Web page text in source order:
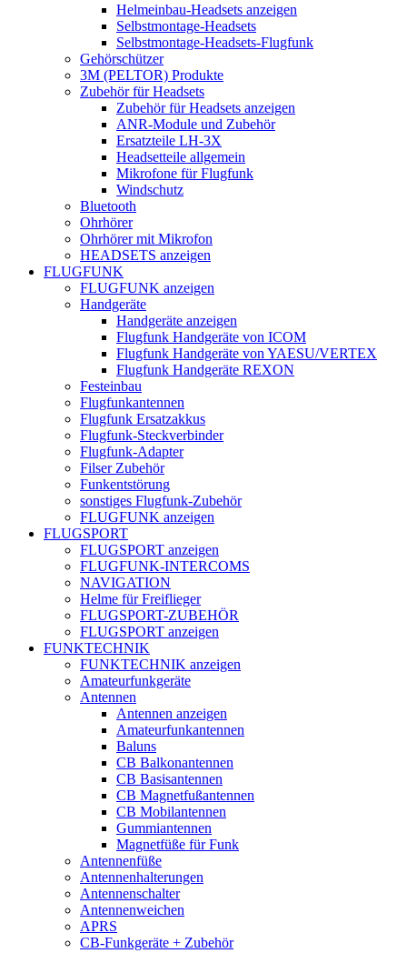
Helmeinbau-Headsets anzeigen
Selbstmontage-Headsets
Selbstmontage-Headsets-Flugfunk
Gehörschützer
3M (PELTOR) Produkte
Zubehör für Headsets
Zubehör für Headsets anzeigen
ANR-Module und Zubehör
Ersatzteile LH-3X
Headsetteile allgemein
Mikrofone für Flugfunk
Windschutz
Bluetooth
Ohrhörer
Ohrhörer mit Mikrofon
HEADSETS anzeigen
FLUGFUNK
FLUGFUNK anzeigen
Handgeräte
Handgeräte anzeigen
Flugfunk Handgeräte von ICOM
Flugfunk Handgeräte von YAESU/VERTEX
Flugfunk Handgeräte REXON
Festeinbau
Flugfunkantennen
Flugfunk Ersatzakkus
Flugfunk-Steckverbinder
Flugfunk-Adapter
Filser Zubehör
Funkentstörung
sonstiges Flugfunk-Zubehör
FLUGFUNK anzeigen
FLUGSPORT
FLUGSPORT anzeigen
FLUGFUNK-INTERCOMS
NAVIGATION
Helme für Freiflieger
FLUGSPORT-ZUBEHÖR
FLUGSPORT anzeigen
FUNKTECHNIK
FUNKTECHNIK anzeigen
Amateurfunkgeräte
Antennen
Antennen anzeigen
Amateurfunkantennen
Baluns
CB Balkonantennen
CB Basisantennen
CB Magnetfußantennen
CB Mobilantennen
Gummiantennen
Magnetfüße für Funk
Antennenfüße
Antennenhalterungen
Antennenschalter
Antennenweichen
APRS
CB-Funkgeräte + Zubehör